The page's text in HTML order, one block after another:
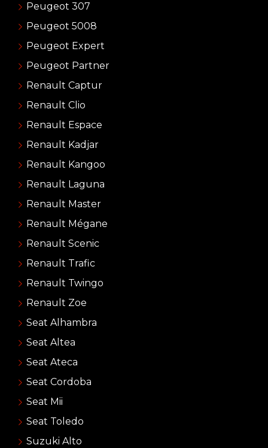
Peugeot 307
Peugeot 5008
Peugeot Expert
Peugeot Partner
Renault Captur
Renault Clio
Renault Espace
Renault Kadjar
Renault Kangoo
Renault Laguna
Renault Master
Renault Mégane
Renault Scenic
Renault Trafic
Renault Twingo
Renault Zoe
Seat Alhambra
Seat Altea
Seat Ateca
Seat Cordoba
Seat Mii
Seat Toledo
Suzuki Alto